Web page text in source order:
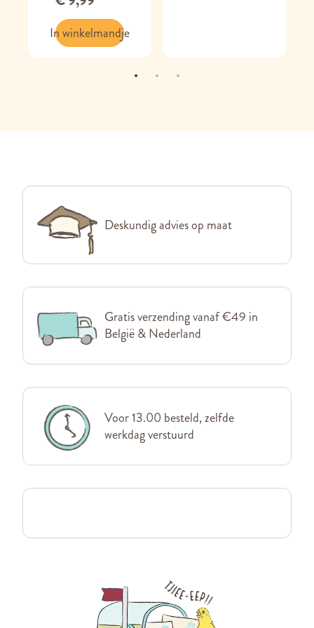
In winkelmandje
Deskundig advies op maat
Gratis verzending vanaf €49 in
België & Nederland
Voor 13.00 besteld, zelfde
werkdag verstuurd